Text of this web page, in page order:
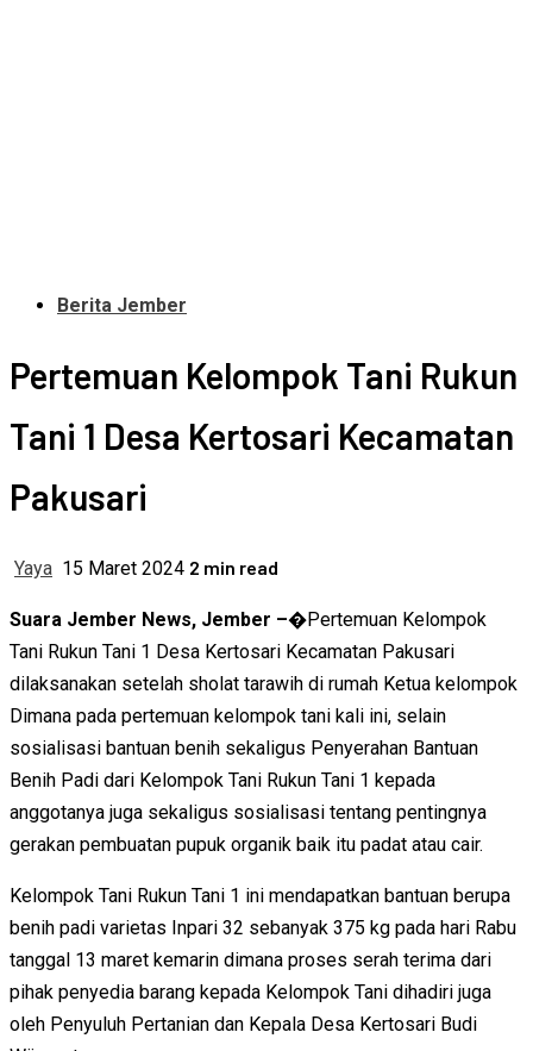
Berita Jember
Pertemuan Kelompok Tani Rukun
Tani 1 Desa Kertosari Kecamatan
Pakusari
Yaya 15 Maret 2024 2 min read
Suara Jember News, Jember –�Pertemuan Kelompok
Tani Rukun Tani 1 Desa Kertosari Kecamatan Pakusari
dilaksanakan setelah sholat tarawih di rumah Ketua kelompok
Dimana pada pertemuan kelompok tani kali ini, selain
sosialisasi bantuan benih sekaligus Penyerahan Bantuan
Benih Padi dari Kelompok Tani Rukun Tani 1 kepada
anggotanya juga sekaligus sosialisasi tentang pentingnya
gerakan pembuatan pupuk organik baik itu padat atau cair.
Kelompok Tani Rukun Tani 1 ini mendapatkan bantuan berupa
benih padi varietas Inpari 32 sebanyak 375 kg pada hari Rabu
tanggal 13 maret kemarin dimana proses serah terima dari
pihak penyedia barang kepada Kelompok Tani dihadiri juga
oleh Penyuluh Pertanian dan Kepala Desa Kertosari Budi